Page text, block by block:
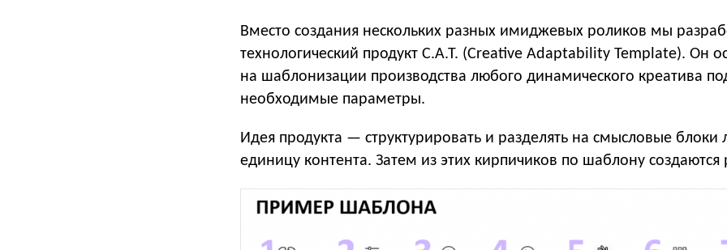
Вместо создания нескольких разных имиджевых роликов мы
технологический продукт C.A.T. (Creative Adaptability Template). Он
на шаблонизации производства любого динамического креатива
необходимые параметры.
Идея продукта — структурировать и разделять на смысловые
единицу контента. Затем из этих кирпичиков по шаблону создаются